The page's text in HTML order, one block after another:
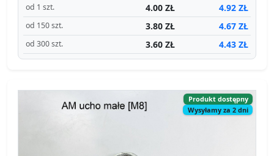
od 1 szt. 4.00 ZŁ 4.92 ZŁ
od 150 szt. 3.80 ZŁ 4.67 ZŁ
od 300 szt. 3.60 ZŁ 4.43 ZŁ
Produkt dostępny
Wysyłamy za 2 dni